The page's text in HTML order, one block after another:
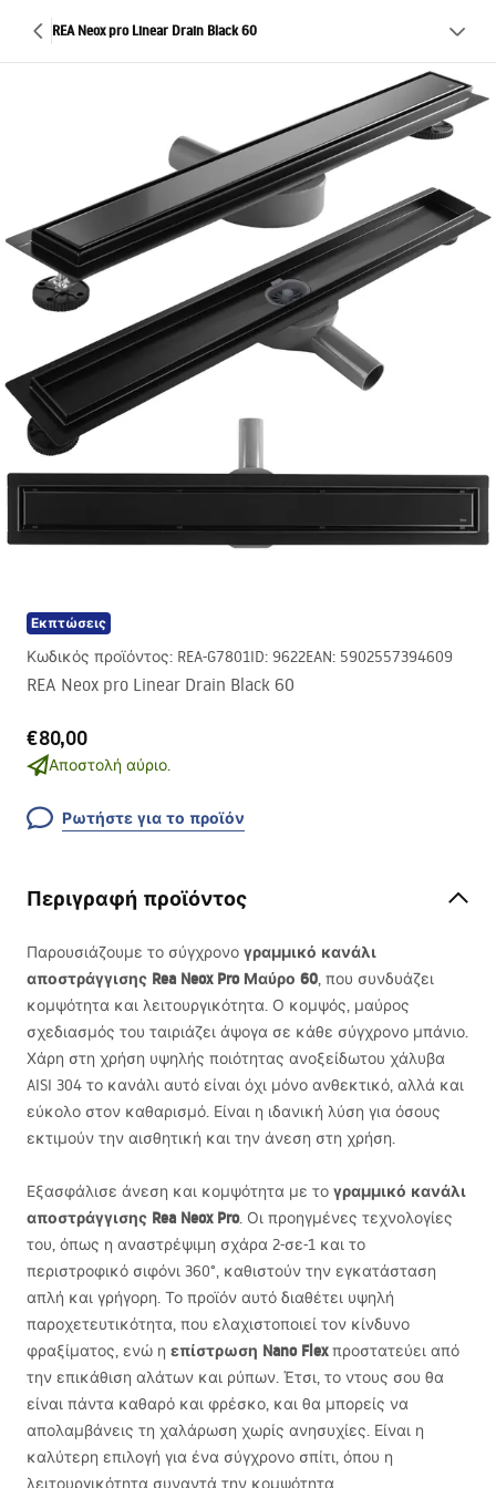
REA Neox pro Linear Drain Black 60
Εκπτώσεις
Κωδικός προϊόντος: REA-G7801ID: 9622EAN: 5902557394609
REA Neox pro Linear Drain Black 60
€80,00
Αποστολή αύριο.
Ρωτήστε για το προϊόν
Περιγραφή προϊόντος
Παρουσιάζουμε το σύγχρονο γραμμικό κανάλι
αποστράγγισης Rea Neox Pro Μαύρο 60, που συνδυάζει
κομψότητα και λειτουργικότητα. Ο κομψός, μαύρος
σχεδιασμός του ταιριάζει άψογα σε κάθε σύγχρονο μπάνιο.
Χάρη στη χρήση υψηλής ποιότητας ανοξείδωτου χάλυβα
AISI 304 το κανάλι αυτό είναι όχι μόνο ανθεκτικό, αλλά και
εύκολο στον καθαρισμό. Είναι η ιδανική λύση για όσους
εκτιμούν την αισθητική και την άνεση στη χρήση.
Εξασφάλισε άνεση και κομψότητα με το γραμμικό κανάλι
αποστράγγισης Rea Neox Pro. Οι προηγμένες τεχνολογίες
του, όπως η αναστρέψιμη σχάρα 2-σε-1 και το
περιστροφικό σιφόνι 360°, καθιστούν την εγκατάσταση
απλή και γρήγορη. Το προϊόν αυτό διαθέτει υψηλή
παροχετευτικότητα, που ελαχιστοποιεί τον κίνδυνο
φραξίματος, ενώ η επίστρωση Nano Flexπροστατεύει από
την επικάθιση αλάτων και ρύπων. Έτσι, το ντους σου θα
είναι πάντα καθαρό και φρέσκο, και θα μπορείς να
απολαμβάνεις τη χαλάρωση χωρίς ανησυχίες. Είναι η
καλύτερη επιλογή για ένα σύγχρονο σπίτι, όπου η
λειτουργικότητα συναντά την κομψότητα.